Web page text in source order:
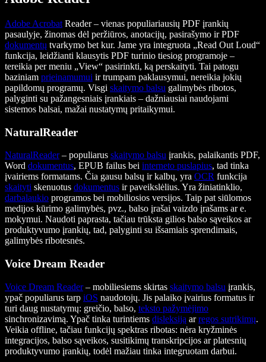
Adobe Acrobat Reader – vienas populiariausių PDF įrankių
pasaulyje, žinomas dėl peržiūros, anotacijų, pasirašymo ir PDF
dokumentų tvarkymo bet kur. Jame yra integruota „Read Out Loud“
funkcija, leidžianti klausytis PDF turinio tiesiog programoje –
tereikia per meniu „View“ pasirinkti, ką perskaityti. Tai patogu
baziniam prieinamumui ir trumpam paklausymui, nereikia jokių
papildomų programų. Visgi skaitymo balsu galimybės ribotos,
palyginti su pažangesniais įrankiais – dažniausiai naudojami
sistemos balsai, mažai nustatymų pritaikymui.
NaturalReader
NaturalReader– populiarus skaitymo balsu įrankis, palaikantis PDF,
Word dokumentus, EPUB failus bei interneto puslapius, tad tinka
įvairiems formatams. Čia gausu balsų ir kalbų, yra OCR funkcija
skaityti skenuotus dokumentus ir paveikslėlius. Yra žiniatinklio,
darbalaukio programos bei mobiliosios versijos. Taip pat siūlomos
medijos kūrimo galimybės, pvz., balso įrašai vaizdo įrašams ar e.
mokymui. Naudoti paprasta, tačiau trūksta gilios balso sąveikos ar
produktyvumo įrankių, tad, palyginti su išsamiais sprendimais,
galimybės ribotesnės.
Voice Dream Reader
Voice Dream Reader– mobiliesiems skirtas skaitymo balsu įrankis,
ypač populiarus tarp iOS naudotojų. Jis palaiko įvairius formatus ir
turi daug nustatymų: greičio, balso, teksto pažymėjimo
sinchronizavimą. Ypač tinka turintiems disleksiją arregos sutrikimų.
Veikia offline, tačiau funkcijų spektras ribotas: nėra kryžminės
integracijos, balso sąveikos, susitikimų transkripcijos ar platesnių
produktyvumo įrankių, todėl mažiau tinka integruotam darbui.